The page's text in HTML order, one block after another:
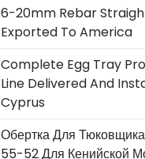
6-20mm Rebar
Exported To America
Complete Egg Tray
Line Delivered And
Cyprus
Обертка Для
55-52 Для Кенийской